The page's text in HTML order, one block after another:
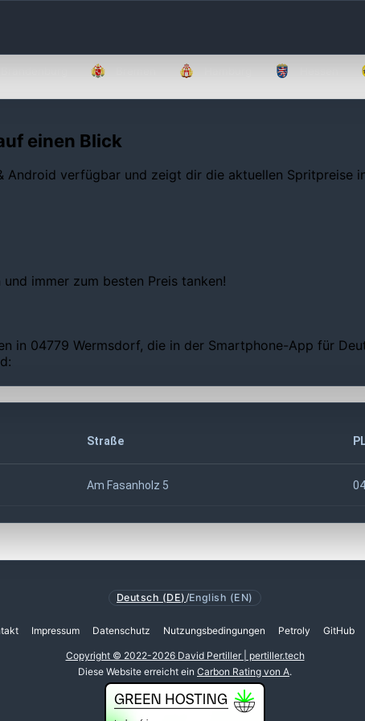
einen Blick
Android verfügbar und zeigt dir die aktuellen Spritpreise
immer zum besten Preis tanken!
in 04779 Wermsdorf, die in der Smartphone-App für
Straße
Am Fasanholz 5
Deutsch (DE) /English (EN)
Impressum Datenschutz Nutzungsbedingungen Petroly GitHub
Copyright © 2022-2026 David Pertiller | pertiller.tech
Diese Website erreicht ein Carbon Rating von A.